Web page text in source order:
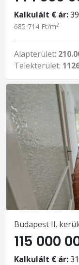
Kalkulált € ár:
685 714 Ft/m2
Alapterület:
Telekterület:
Budapest II.
115 000
Kalkulált € ár: